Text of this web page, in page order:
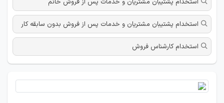
استخدام پشتیبان مشتریان و خدمات پس از فروش خانم
استخدام پشتیبان مشتریان و خدمات پس از فروش بدون سابقه کار
استخدام کارشناس فروش